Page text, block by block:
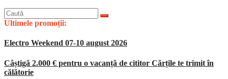
Caută
după:
Ultimele promoții:
Electro Weekend 07-10 august 2026
Câștigă 2.000 € pentru o vacanță de cititor Cărțile te trimit în
călătorie